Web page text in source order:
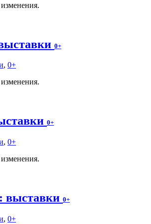
0+
, 0+
0+
, 0+
выставки 0+
, 0+